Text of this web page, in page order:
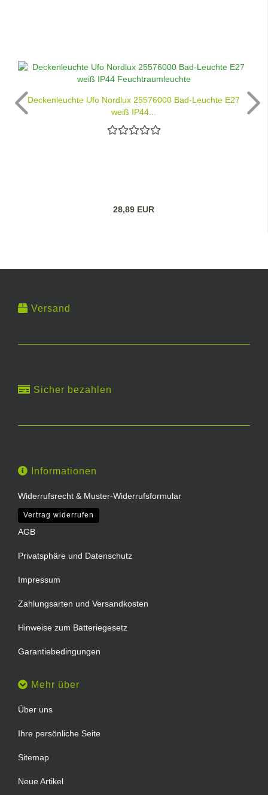
Deckenleuchte Ufo Nordlux 25576000 Bad-Leuchte E27
weiß IP44...
28,89 EUR
Versand
Sicher bezahlen
Informationen
Widerrufsrecht & Muster-Widerrufsformular
Vertrag widerrufen
AGB
Privatsphäre und Datenschutz
Impressum
Zahlungsarten und Versandkosten
Hinweise zum Batteriegesetz
Garantiebedingungen
Mehr über
Über uns
Ihre persönliche Seite
Sitemap
Neue Artikel